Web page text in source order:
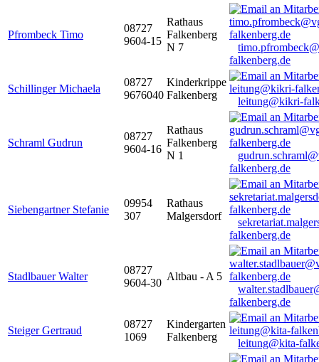
Pfrombeck Timo
08727
9604-15
Rathaus
Falkenberg
N 7
falkenberg.de
Schillinger Michaela
08727
9676040
Kinderkrippe
Falkenberg
leitung@kikri-
Schraml Gudrun
08727
9604-16
Rathaus
Falkenberg
N 1
falkenberg.de
Siebengartner Stefanie
09954
307
Rathaus
Malgersdorf
falkenberg.de
Stadlbauer Walter
08727
9604-30
Altbau - A 5
falkenberg.de
Steiger Gertraud
08727
1069
Kindergarten
Falkenberg
leitung@kita-